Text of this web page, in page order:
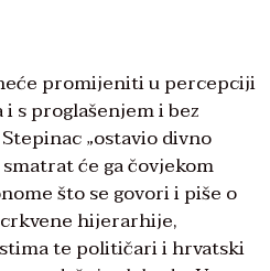
promijeniti u percepciji
s proglašenjem i bez
„ostavio divno
će ga čovjekom
što se govori i piše o
hijerarhije,
te političari i hrvatski